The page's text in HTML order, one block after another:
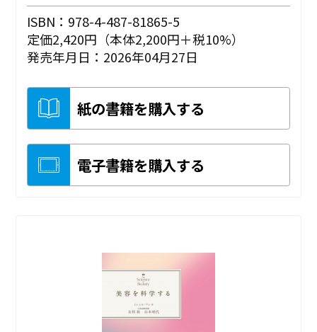
ISBN：978-4-487-81865-5
定価2,420円（本体2,200円＋税10%）
発売年月日：2026年04月27日
紙の書籍を購入する
電子書籍を購入する